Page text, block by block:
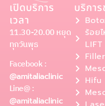
เปิดบริการ
เวลา
11.30-20.00 หยุด
ทุกวันพุธ
Facebook :
@amitaliaclinic
Line@ :
@amitaliaclinic
บริการ
ร้อย
LIFT
Filler
Hifu